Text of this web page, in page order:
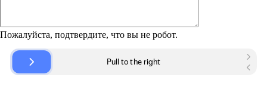
Пожалуйста, подтвердите, что вы не робот.